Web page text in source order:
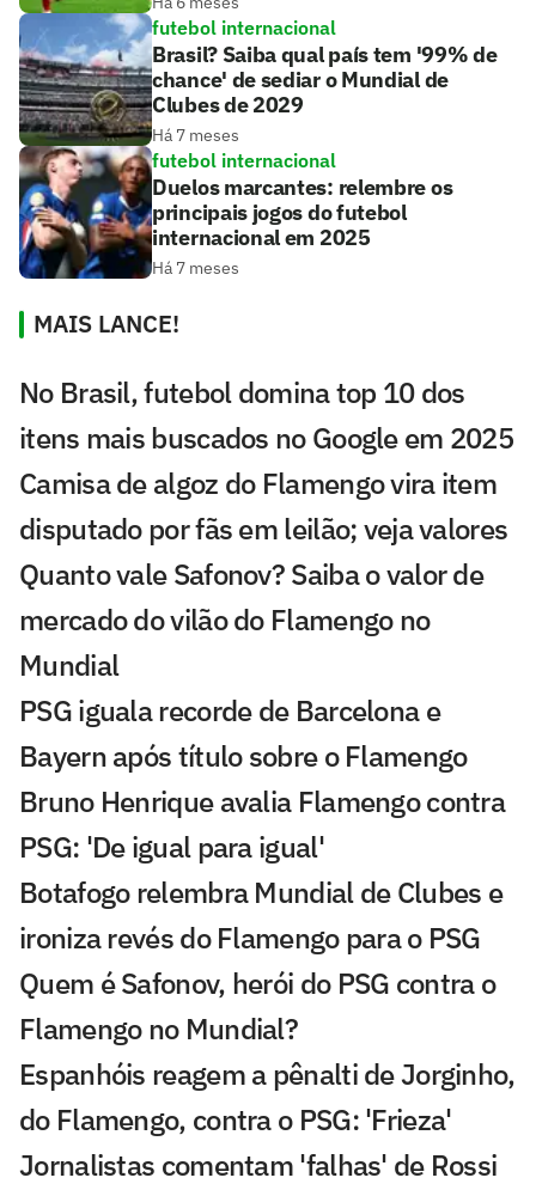
futebol internacional
Brasil? Saiba qual país tem '99% de
chance' de sediar o Mundial de
Clubes de 2029
Há 7 meses
futebol internacional
Duelos marcantes: relembre os
principais jogos do futebol
internacional em 2025
Há 7 meses
MAIS LANCE!
No Brasil, futebol domina top 10 dos
itens mais buscados no Google em 2025
Camisa de algoz do Flamengo vira item
disputado por fãs em leilão; veja valores
Quanto vale Safonov? Saiba o valor de
mercado do vilão do Flamengo no
Mundial
PSG iguala recorde de Barcelona e
Bayern após título sobre o Flamengo
Bruno Henrique avalia Flamengo contra
PSG: 'De igual para igual'
Botafogo relembra Mundial de Clubes e
ironiza revés do Flamengo para o PSG
Quem é Safonov, herói do PSG contra o
Flamengo no Mundial?
Espanhóis reagem a pênalti de Jorginho,
do Flamengo, contra o PSG: 'Frieza'
Jornalistas comentam 'falhas' de Rossi